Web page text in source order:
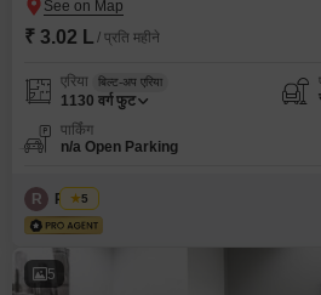
₹ 3.02 L / प्रति महीने
एरिया बिल्ट-अप एरिया
1130 वर्ग फुट
पार्किंग
n/a Open Parking
R Regus
5
5